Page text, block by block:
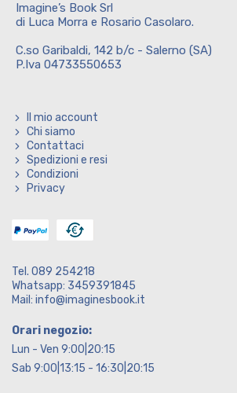
Imagine’s Book Srl
di Luca Morra e Rosario Casolaro.
C.so Garibaldi, 142 b/c - Salerno (SA)
P.Iva 04733550653
Il mio account
Chi siamo
Contattaci
Spedizioni e resi
Condizioni
Privacy
Tel. 089 254218
Whatsapp: 3459391845
Mail: info@imaginesbook.it
Orari negozio:
Lun - Ven 9:00|20:15
Sab 9:00|13:15 - 16:30|20:15